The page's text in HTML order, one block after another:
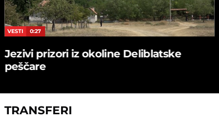
VESTI 0:27
Jezivi prizori iz okoline Deliblatske
peščare
TRANSFERI